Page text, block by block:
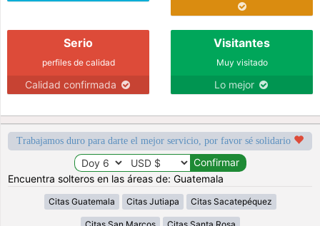
Serio
perfiles de calidad
Calidad confirmada
Visitantes
Muy visitado
Lo mejor
Trabajamos duro para darte el mejor servicio, por favor sé solidario
Encuentra solteros en las áreas de: Guatemala
Citas Guatemala Citas Jutiapa Citas Sacatepéquez